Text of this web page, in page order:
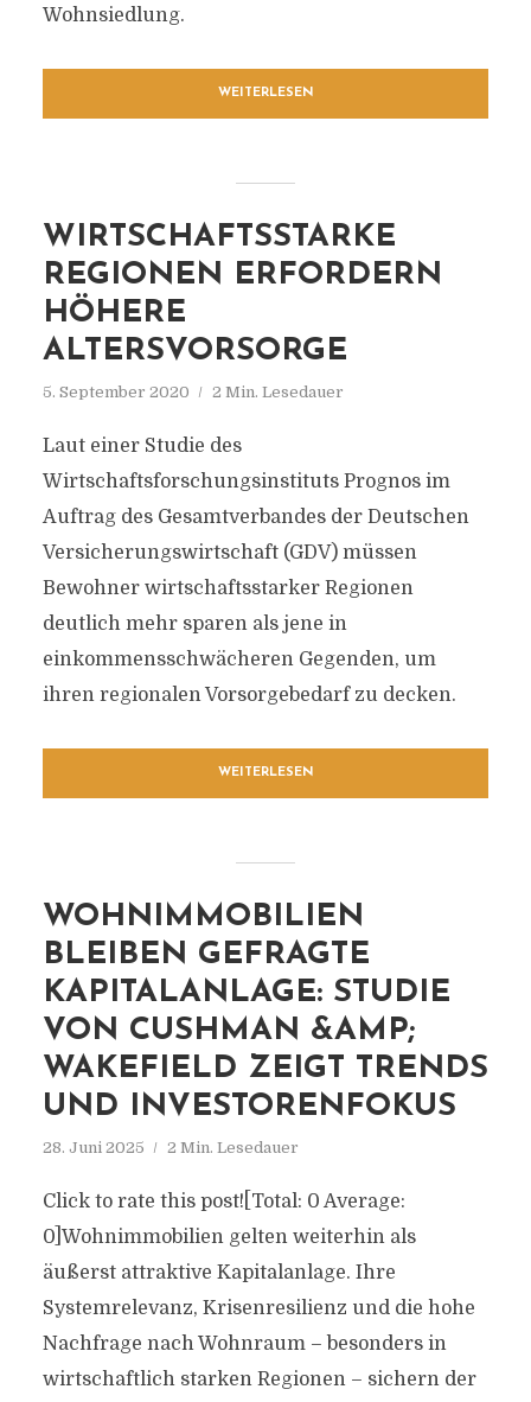
Wohnsiedlung.
WEITERLESEN
WIRTSCHAFTSSTARKE
REGIONEN ERFORDERN
HÖHERE
ALTERSVORSORGE
5. September 2020 2 Min. Lesedauer
Laut einer Studie des
Wirtschaftsforschungsinstituts Prognos im
Auftrag des Gesamtverbandes der Deutschen
Versicherungswirtschaft (GDV) müssen
Bewohner wirtschaftsstarker Regionen
deutlich mehr sparen als jene in
einkommensschwächeren Gegenden, um
ihren regionalen Vorsorgebedarf zu decken.
WEITERLESEN
WOHNIMMOBILIEN
BLEIBEN GEFRAGTE
KAPITALANLAGE: STUDIE
VON CUSHMAN &AMP;
WAKEFIELD ZEIGT TRENDS
UND INVESTORENFOKUS
28. Juni 2025 2 Min. Lesedauer
Click to rate this post![Total: 0 Average:
0]Wohnimmobilien gelten weiterhin als
äußerst attraktive Kapitalanlage. Ihre
Systemrelevanz, Krisenresilienz und die hohe
Nachfrage nach Wohnraum – besonders in
wirtschaftlich starken Regionen – sichern der